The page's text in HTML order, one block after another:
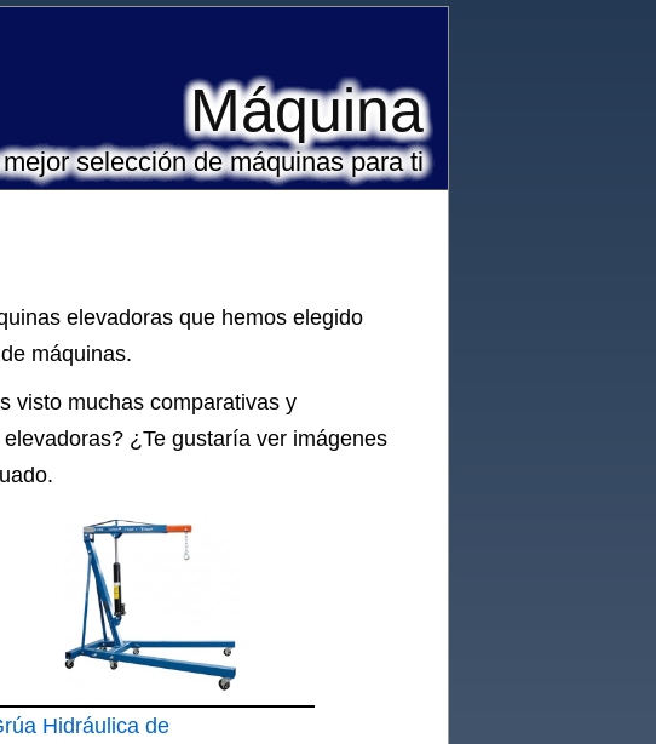
Máquina
selección de máquinas para ti
elevadoras que hemos elegido
máquinas.
visto muchas comparativas y
? ¿Te gustaría ver imágenes
Hidráulica de